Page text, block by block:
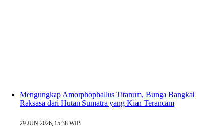
Mengungkap Amorphophallus Titanum, Bunga Bangkai
Raksasa dari Hutan Sumatra yang Kian Terancam
29 JUN 2026, 15:38 WIB